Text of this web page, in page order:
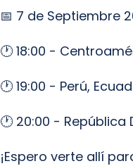
📅 7 de Septiembre
🕐 18:00 -
🕐 19:00 - Perú,
🕐 20:00 - República
¡Espero verte allí